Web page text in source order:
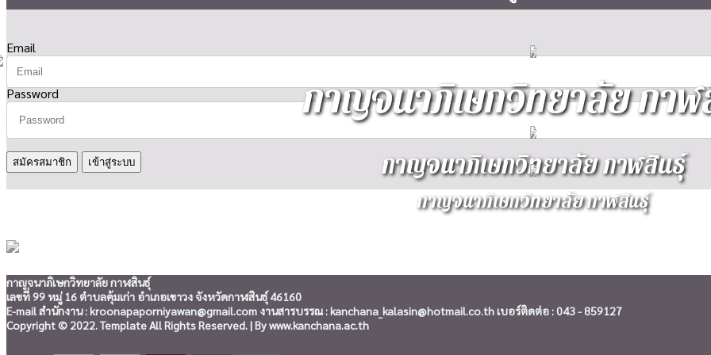
Email
Password
สมัครสมาชิก
กาญจนาภิเษกวิทยาลัย กา
กาญจนาภิเษกวิทยาลัย กาฬสินธุ์
กาญจนาภิเษกวิทยาลัย กาฬสินธุ์
กาญจนาภิเษกวิทยาลัย กาฬสินธุ์
เลขที่ 99 หมู่ 16 ตำบลคุ้มเก่า อำเภอเขาวง จังหวัดกาฬสินธุ์ 46160
E-mail สำนักงาน : kroonapaporniyawan@gmail.com งานสารบรรณ : kanchana_kalasin@hotmail.co.th เบอร์ติดต่อ : 043 - 859127
Copyright © 2022. Template All Rights Reserved. | By www.kanchana.ac.th